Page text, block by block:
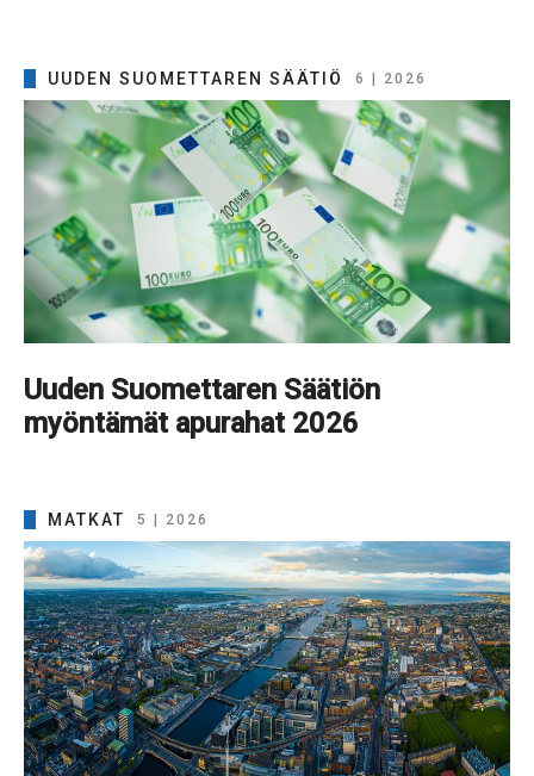
UUDEN SUOMETTAREN SÄÄTIÖ 6 | 2026
Uuden Suomettaren Säätiön
myöntämät apurahat 2026
MATKAT 5 | 2026